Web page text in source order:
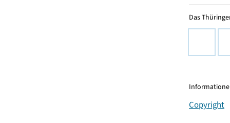
Das
Copyright